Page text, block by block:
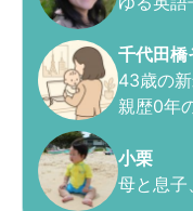
千代田橋
43歳の
親歴0年
小栗
母と息子